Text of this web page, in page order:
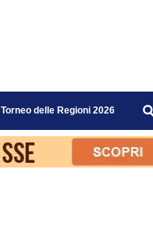
Torneo delle Regioni 2026